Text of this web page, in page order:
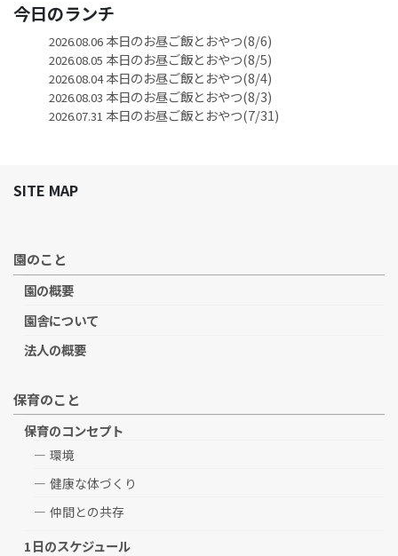
今日のランチ
2026.08.06本日のお昼ご飯とおやつ(8/6)
2026.08.05 本日のお昼ご飯とおやつ(8/5)
2026.08.04本日のお昼ご飯とおやつ(8/4)
2026.08.03 本日のお昼ご飯とおやつ(8/3)
2026.07.31 本日のお昼ご飯とおやつ(7/31)
SITE MAP
園のこと
園の概要
園舎について
法人の概要
保育のこと
保育のコンセプト
環境
健康な体づくり
仲間との共存
1日のスケジュール